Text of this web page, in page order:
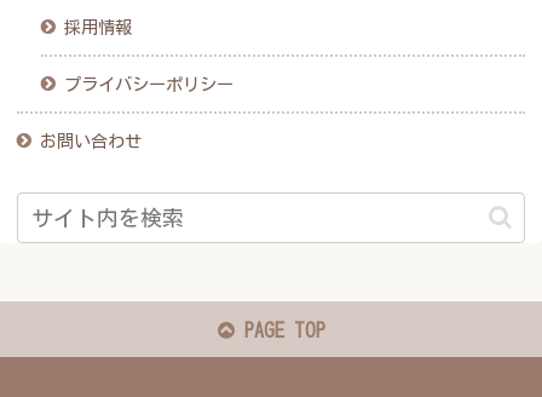
採用情報
プライバシーポリシー
お問い合わせ
PAGE TOP